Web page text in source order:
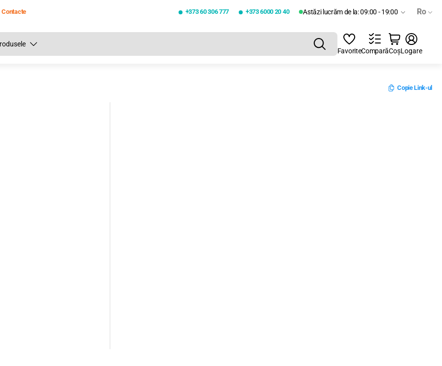
Contacte +373 60 306 777 +373 6000 20 40 Astăzi lucrăm de la: 09:00 - 19:00 Ro
FavoriteComparăCoșLogare
Copie Link-ul